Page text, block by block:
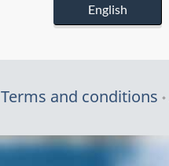
English
Terms and conditions